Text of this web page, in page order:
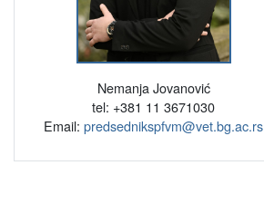
Nemanja Jovanović
tel: +381 11 3671030
Email: predsednikspfvm@vet.bg.ac.rs